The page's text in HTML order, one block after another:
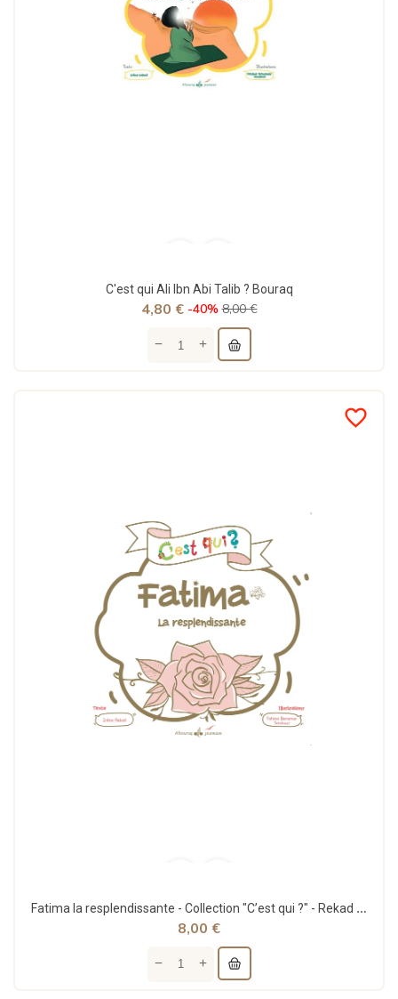
C'est qui Ali Ibn Abi Talib ? Bouraq
4,80 € -40% 8,00 €
favorite_border
Fatima la resplendissante - Collection "C’est qui ?" - Rekad Irène & Yandousi Benamar Fatima -...
8,00 €